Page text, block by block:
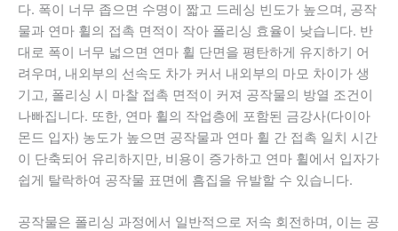
다. 폭이 너무 좁으면 수명이 짧고 드레싱 빈도가 높으며, 공작
물과 연마 휠의 접촉 면적이 작아 폴리싱 효율이 낮습니다. 반
대로 폭이 너무 넓으면 연마 휠 단면을 평탄하게 유지하기 어
려우며, 내외부의 선속도 차가 커서 내외부의 마모 차이가 생
기고, 폴리싱 시 마찰 접촉 면적이 커져 공작물의 방열 조건이
나빠집니다. 또한, 연마 휠의 작업층에 포함된 금강사(다이아
몬드 입자) 농도가 높으면 공작물과 연마 휠 간 접촉 일치 시간
이 단축되어 유리하지만, 비용이 증가하고 연마 휠에서 입자가
쉽게 탈락하여 공작물 표면에 흠집을 유발할 수 있습니다.
공작물은 폴리싱 과정에서 일반적으로 저속 회전하며, 이는 공